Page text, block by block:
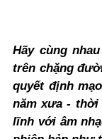
Hãy cùng
trên chặng
quyết định
năm xưa - thời
lĩnh với âm